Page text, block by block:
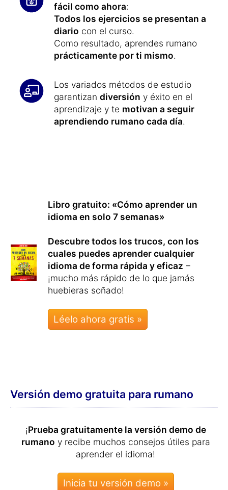
fácil como ahora:
Todos los ejercicios se presentan a
diario con el curso.
Como resultado, aprendes rumano
prácticamente por ti mismo.
Los variados métodos de estudio
garantizan diversión y éxito en el
aprendizaje y te motivan a seguir
aprendiendo rumano cada día.
Libro gratuito: «Cómo aprender un
idioma en solo 7 semanas»
Descubre todos los trucos, con los
cuales puedes aprender cualquier
idioma de forma rápida y eficaz –
¡mucho más rápido de lo que jamás
huebieras soñado!
Léelo ahora gratis »
Versión demo gratuita para rumano
¡Prueba gratuitamente la versión demo de
rumano y recibe muchos consejos útiles para
aprender el idioma!